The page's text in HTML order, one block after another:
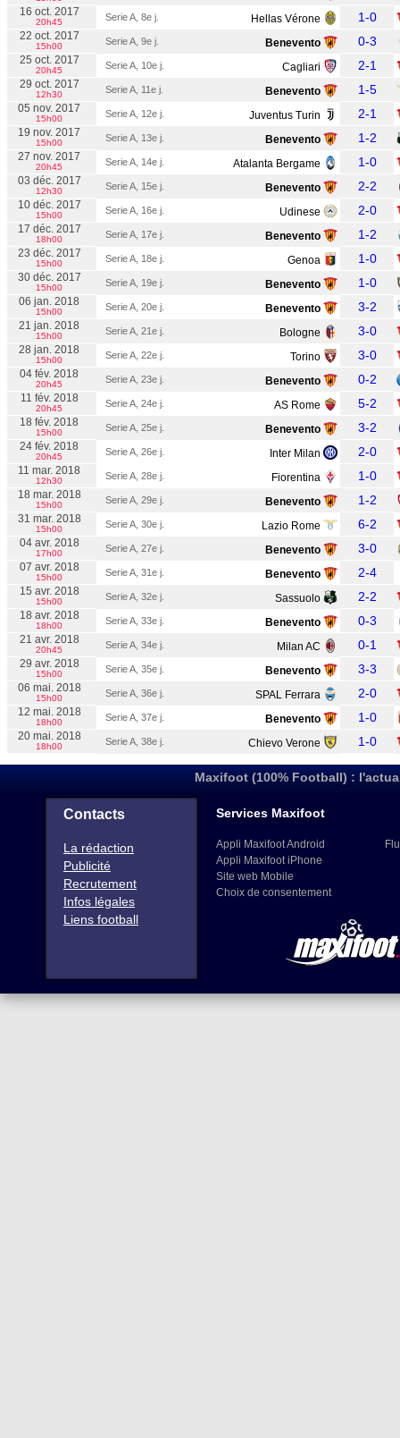
16 oct. 2017
20h45 Serie A, 8e j. Hellas Vérone 1-0
22 oct. 2017
15h00 Serie A, 9e j. Benevento 0-3
25 oct. 2017
20h45 Serie A, 10e j. Cagliari 2-1
29 oct. 2017
12h30 Serie A, 11e j. Benevento 1-5
05 nov. 2017
15h00 Serie A, 12e j. Juventus Turin 2-1
19 nov. 2017
15h00 Serie A, 13e j. Benevento 1-2
27 nov. 2017
20h45 Serie A, 14e j. Atalanta Bergame 1-0
03 déc. 2017
12h30 Serie A, 15e j. Benevento 2-2
10 déc. 2017
15h00 Serie A, 16e j. Udinese 2-0
17 déc. 2017
18h00 Serie A, 17e j. Benevento 1-2
23 déc. 2017
15h00 Serie A, 18e j. Genoa 1-0
30 déc. 2017
15h00 Serie A, 19e j. Benevento 1-0
06 jan. 2018
15h00 Serie A, 20e j. Benevento 3-2
21 jan. 2018
15h00 Serie A, 21e j. Bologne 3-0
28 jan. 2018
15h00 Serie A, 22e j. Torino 3-0
04 fév. 2018
20h45 Serie A, 23e j. Benevento 0-2
11 fév. 2018
20h45 Serie A, 24e j. AS Rome 5-2
18 fév. 2018
15h00 Serie A, 25e j. Benevento 3-2
24 fév. 2018
20h45 Serie A, 26e j. Inter Milan 2-0
11 mar. 2018
12h30 Serie A, 28e j. Fiorentina 1-0
18 mar. 2018
15h00 Serie A, 29e j. Benevento 1-2
31 mar. 2018
15h00 Serie A, 30e j. Lazio Rome 6-2
04 avr. 2018
17h00 Serie A, 27e j. Benevento 3-0
07 avr. 2018
15h00 Serie A, 31e j. Benevento 2-4
15 avr. 2018
15h00 Serie A, 32e j. Sassuolo 2-2
18 avr. 2018
18h00 Serie A, 33e j. Benevento 0-3
21 avr. 2018
20h45 Serie A, 34e j. Milan AC 0-1
29 avr. 2018
15h00 Serie A, 35e j. Benevento 3-3
06 mai. 2018
15h00 Serie A, 36e j. SPAL Ferrara 2-0
12 mai. 2018
18h00 Serie A, 37e j. Benevento 1-0
20 mai. 2018
18h00 Serie A, 38e j. Chievo Verone 1-0
Maxifoot (100% Football) :
Contacts
La rédaction
Publicité
Recrutement
Infos légales
Liens football
Services Maxifoot
Appli Maxifoot Android
Appli Maxifoot iPhone
Site web Mobile
Choix de consentement